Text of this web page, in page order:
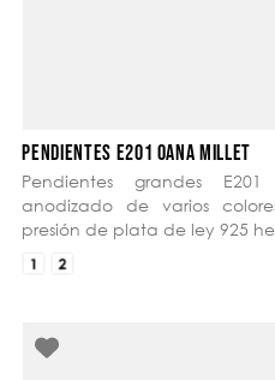
PENDIENTES E201 OANA MILLET
Pendientes grandes
anodizado de varios
presión de plata de ley 925